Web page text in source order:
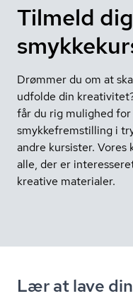
Tilmeld
Drømmer du om at
udfolde din
får du rig mulighed
smykkefremstilling i
andre kursister.
alle, der er
kreative materialer.
Lær at lave